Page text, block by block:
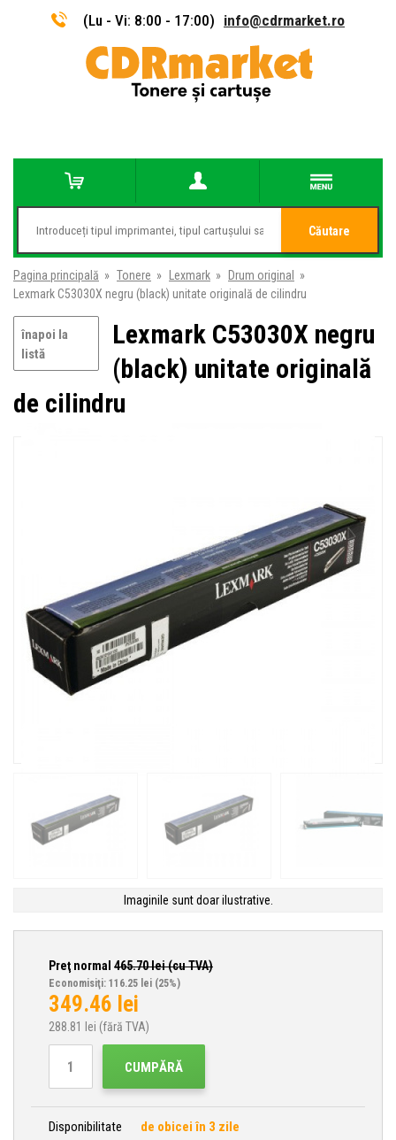
(Lu - Vi: 8:00 - 17:00) info@cdrmarket.ro
Căutare
Pagina principală » Tonere » Lexmark » Drum original
»
Lexmark C53030X negru (black) unitate originală de cilindru
înapoi la
listă
Lexmark C53030X negru
(black) unitate originală
de cilindru
Imaginile sunt doar ilustrative.
Preţ normal 465.70lei (cu TVA)
Economisiţi: 116.25 lei (25%)
349.46 lei
288.81 lei (fără TVA)
CUMPĂRĂ
Disponibilitate
de obicei în 3 zile